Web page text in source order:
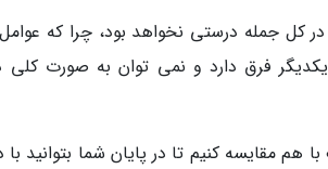
کل جمله درستی نخواهد بود، چرا که
فرق دارد و نمی توان به صورت کلی
مقایسه کنیم تا در پایان شما بتوانید با